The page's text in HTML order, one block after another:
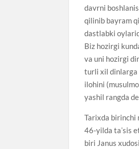
davrni
qilinib bayram
dastlabki
Biz hozirgi
va uni hozirgi
turli xil dinlarga
ilohini
yashil rangda
Tarixda birinchi
46-yilda taʼsis
biri Janus